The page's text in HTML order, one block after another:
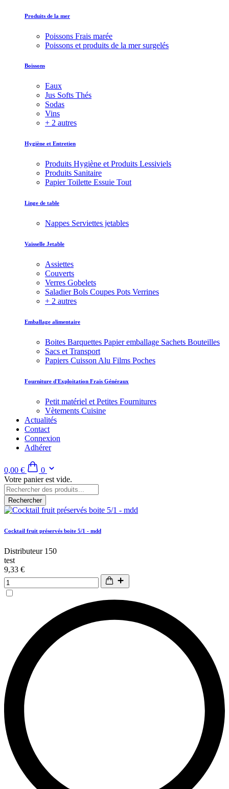
Produits de la mer
Poissons Frais marée
Poissons et produits de la mer surgelés
Boissons
Eaux
Jus Softs Thés
Sodas
Vins
+ 2 autres
Hygiène et Entretien
Produits Hygiène et Produits Lessiviels
Produits Sanitaire
Papier Toilette Essuie Tout
Linge de table
Nappes Serviettes jetables
Vaisselle Jetable
Assiettes
Couverts
Verres Gobelets
Saladier Bols Coupes Pots Verrines
+ 2 autres
Emballage alimentaire
Boites Barquettes Papier emballage Sachets Bouteilles
Sacs et Transport
Papiers Cuisson Alu Films Poches
Fourniture d'Exploitation Frais Généraux
Petit matériel et Petites Fournitures
Vètements Cuisine
Actualités
Contact
Connexion
Adhérer
0,00 €
0
Votre panier est vide.
Rechercher
Cocktail fruit préservés boite 5/1 - mdd
Distributeur 150
test
9,33 €